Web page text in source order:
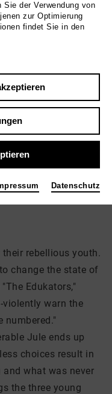
rebellious youth.
change the state of
Edukators,"
violently warn the
numbered."
Jule ends up
choices result in
and what was never
the three young
der Verwendung von
zur Optimierung
findet Sie in den
Datenschutz